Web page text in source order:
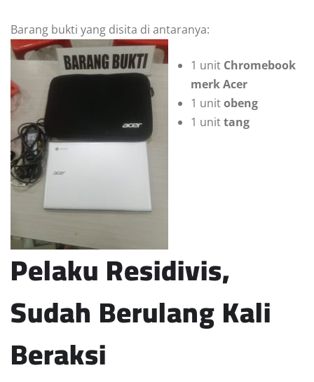
Barang bukti yang disita di antaranya:
1 unit Chromebook
merk Acer
1 unitobeng
1 unittang
Pelaku Residivis,
Sudah Berulang Kali
Beraksi